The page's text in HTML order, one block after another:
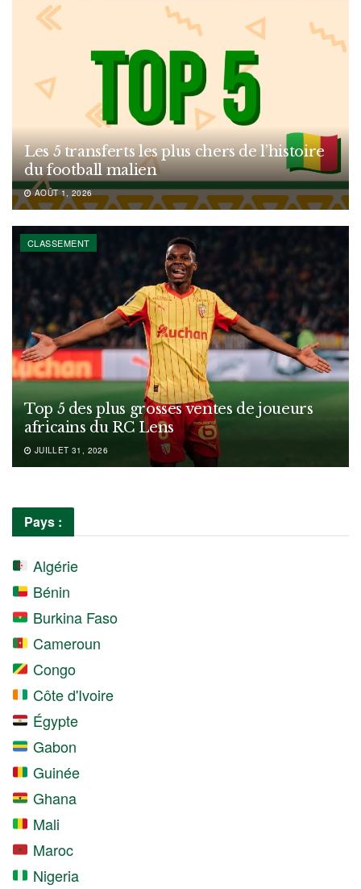
Les 5 transferts les plus chers de l’histoire
du football malien
AOÛT 1, 2026
CLASSEMENT
Top 5 des plus grosses ventes de joueurs
africains du RC Lens
JUILLET 31, 2026
Pays :
Algérie
Bénin
Burkina Faso
Cameroun
Congo
Côte d'Ivoire
Égypte
Gabon
Guinée
Ghana
Mali
Maroc
Nigeria